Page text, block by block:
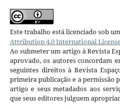
Este trabalho está licenciado sob
Attribution 4.0 International
Ao submeter um artigo à Revista
aprovado, os autores concordam
seguintes direitos à Revista
primeira publicação e a permissão
artigo e seus metadados aos
que seus editores julguem